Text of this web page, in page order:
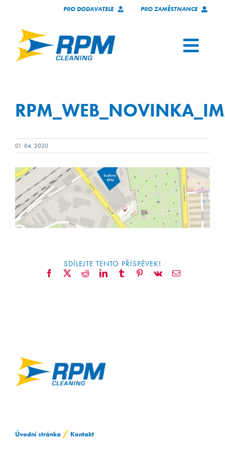
PRO DODAVATELE PRO ZAMĚSTNANCE
NAŠI KLIENTI
O NÁS
KARIÉRA
KONTAKT
01. 04. 2020
SDÍLEJTE TENTO PŘÍSPĚVEK!
Facebook
X RedditLinkedIn TumblrPinterestVk E-
Úvodní stránka / Kontakt